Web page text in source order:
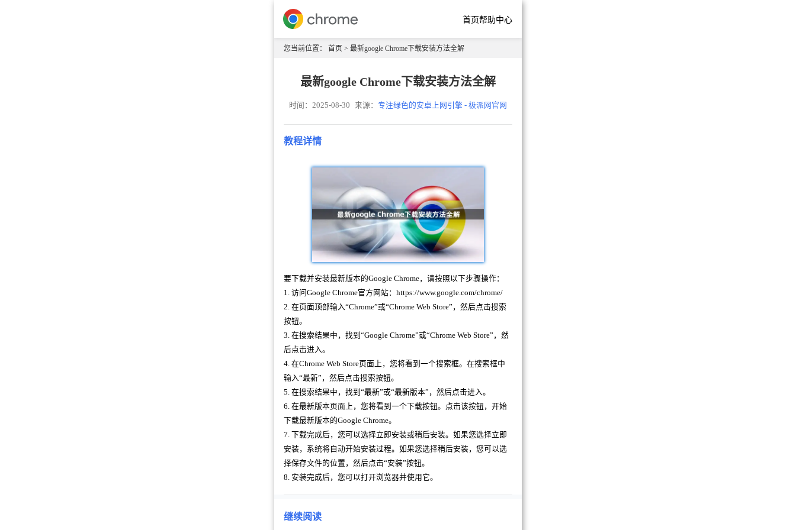
首页帮助中心
您当前位置： 首页 > 最新google Chrome下载安装方法全解
最新google Chrome下载安装方法全解
时间：2025-08-30 来源：专注绿色的安卓上网引擎 - 极派网官网
教程详情
要下载并安装最新版本的Google Chrome，请按照以下步骤操作：
1. 访问Google Chrome官方网站：https://www.google.com/chrome/
2. 在页面顶部输入“Chrome”或“Chrome Web Store”，然后点击搜索
按钮。
3. 在搜索结果中，找到“Google Chrome”或“Chrome Web Store”，然
后点击进入。
4. 在Chrome Web Store页面上，您将看到一个搜索框。在搜索框中
输入“最新”，然后点击搜索按钮。
5. 在搜索结果中，找到“最新”或“最新版本”，然后点击进入。
6. 在最新版本页面上，您将看到一个下载按钮。点击该按钮，开始
下载最新版本的Google Chrome。
7. 下载完成后，您可以选择立即安装或稍后安装。如果您选择立即
安装，系统将自动开始安装过程。如果您选择稍后安装，您可以选
择保存文件的位置，然后点击“安装”按钮。
8. 安装完成后，您可以打开浏览器并使用它。
继续阅读